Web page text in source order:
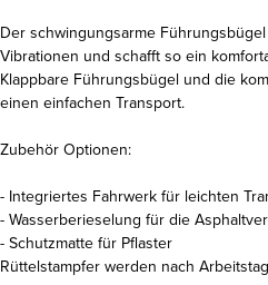
Der schwingungsarme
Vibrationen und schafft so ein
Klappbare Führungsbügel und die
einen einfachen Transport.
Zubehör Optionen:
- Integriertes Fahrwerk für leichten
- Wasserberieselung für die
- Schutzmatte für Pflaster
Rüttelstampfer werden nach